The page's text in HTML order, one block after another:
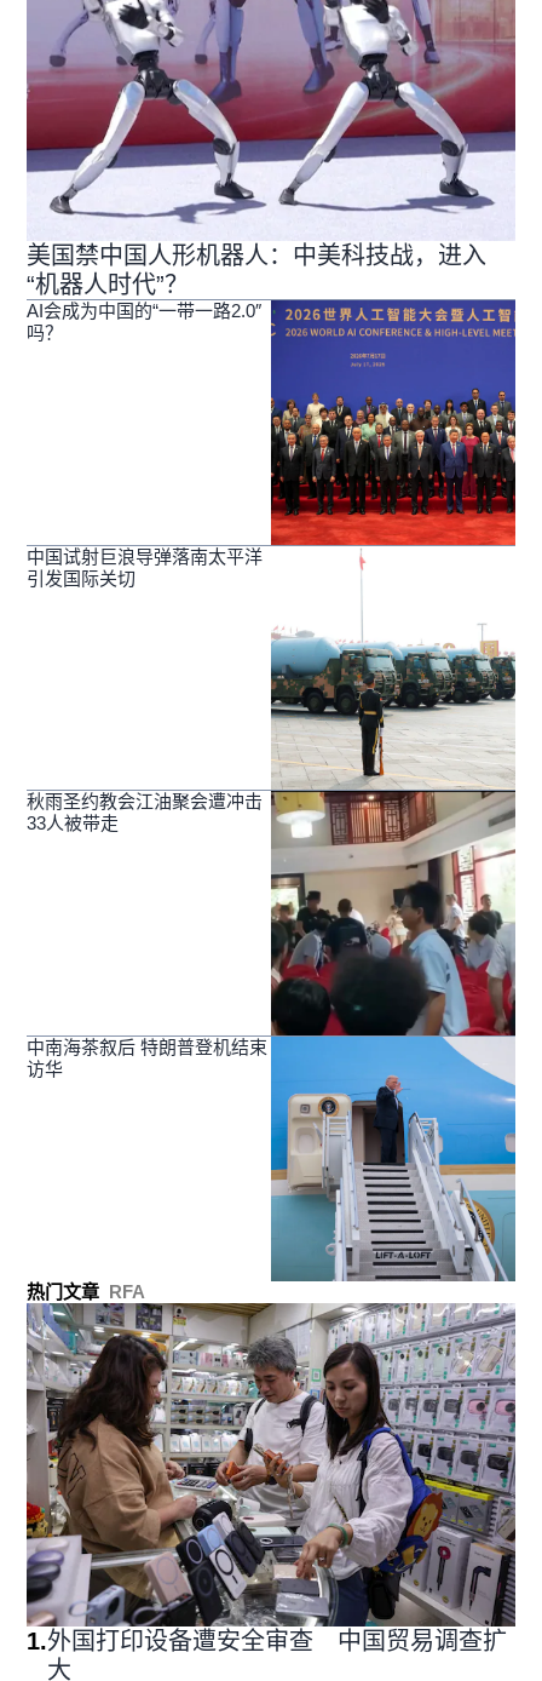
美国禁中国人形机器人：中美科技战，进入
“机器人时代”？
AI会成为中国的“一带一路2.0″
吗？
中国试射巨浪导弹落南太平洋
引发国际关切
秋雨圣约教会江油聚会遭冲击
33人被带走
中南海茶叙后 特朗普登机结束
访华
热门文章 RFA
1.外国打印设备遭安全审查 中国贸易调查扩
大